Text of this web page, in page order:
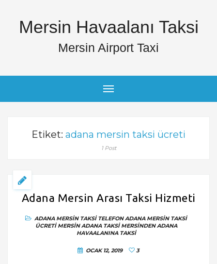
Mersin Havaalanı Taksi
Mersin Airport Taxi
Etiket: adana mersin taksi ücreti
1 Post
Adana Mersin Arası Taksi Hizmeti
ADANA MERSIN TAKSI TELEFON ADANA MERSIN TAKSI
ÜCRETI MERSIN ADANA TAKSI MERSINDEN ADANA
HAVAALANINA TAKSI
OCAK 12, 2019 3